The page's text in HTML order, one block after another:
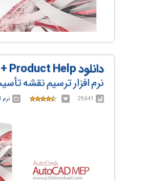
دانلود Autodesk AutoCAD MEP 2018.1.1 x86/x64 + Product Help
نرم افزار ترسیم نقشه
29,641 نرم